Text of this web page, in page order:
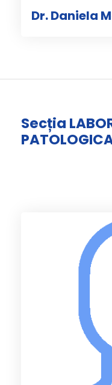
Dr. Daniela
Secția